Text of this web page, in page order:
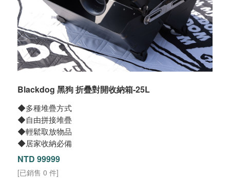
Blackdog 黑狗 折疊對開收納箱-25L
◆多種堆疊方式
◆自由拼接堆疊
◆輕鬆取放物品
◆居家收納必備
NTD 99999
[已銷售 0 件]